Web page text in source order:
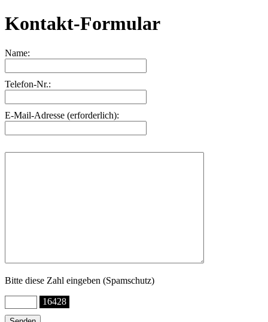
Kontakt-Formular
Name:
Telefon-Nr.:
E-Mail-Adresse (erforderlich):
Bitte diese Zahl eingeben (Spamschutz)
16428